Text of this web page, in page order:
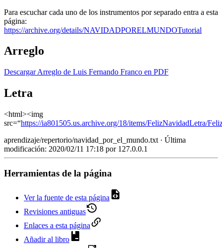
Para escuchar cada uno de los instrumentos por separado entra a esta
página:
https://archive.org/details/NAVIDADPORELMUNDOTutorial
Arreglo
Descargar Arreglo de Luis Fernando Franco en PDF
Letra
<html><img
src=“https://ia801505.us.archive.org/18/items/FelizNavidadLetra/
aprendizaje/repertorio/navidad_por_el_mundo.txt · Última
modificación: 2020/02/11 17:18 por 127.0.0.1
Herramientas de la página
Ver la fuente de esta página
Revisiones antiguas
Enlaces a esta página
Añadir al libro